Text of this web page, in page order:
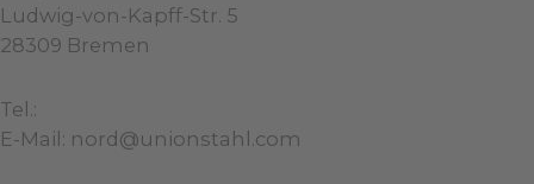
Ludwig-von-Kapff-Str. 5
28309 Bremen
Tel.:
E-Mail: nord@unionstahl.com